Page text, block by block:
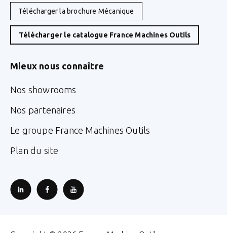
Télécharger la brochure Mécanique
Télécharger le catalogue France Machines Outils
Mieux nous connaître
Nos showrooms
Nos partenaires
Le groupe France Machines Outils
Plan du site